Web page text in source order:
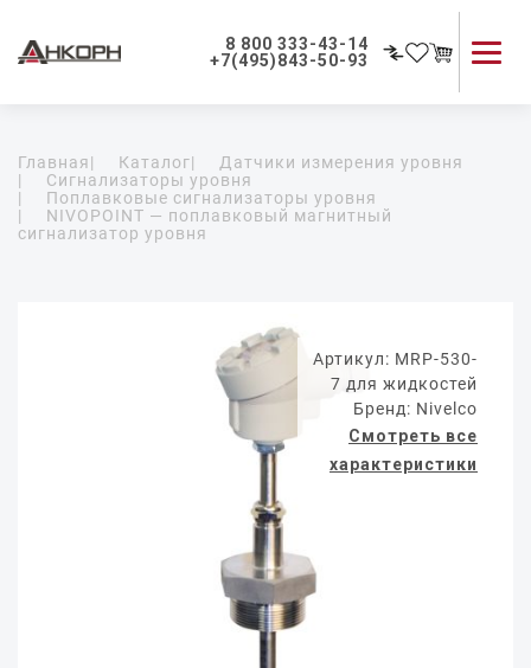
8 800 333-43-14
+7(495)843-50-93
Применение приборов
Главная| Каталог|
Датчики измерения уровня
|
Сигнализаторы уровня
|
Поплавковые сигнализаторы уровня
|
NIVOPOINT — поплавковый магнитный
сигнализатор уровня
Артикул: MRP-530-
7 для жидкостей
Бренд: Nivelco
Смотреть все
характеристики